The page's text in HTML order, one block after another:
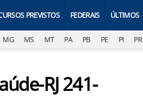
PREVISTOS FEDERAIS ÚLTIMOS
MG MS MT PA PB PE PI PR
RJ 241-